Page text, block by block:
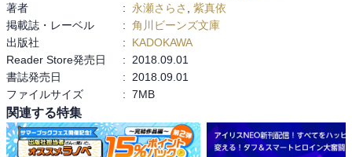
著者
: 永瀬さらさ
紫真依
掲載誌・レーベル
: 角川ビーンズ文庫
出版社
:
KADOKAWA
Reader Store発売日
:
2018.09.01
書誌発売日
:
2018.09.01
ファイルサイズ
: 7MB
関連する特集